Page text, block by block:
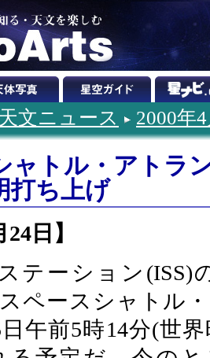
天文ニュース 2000年
ャトル・アトラ
打ち上げ
24日】
テーション(ISS)
ペースシャトル
午前5時14分(世